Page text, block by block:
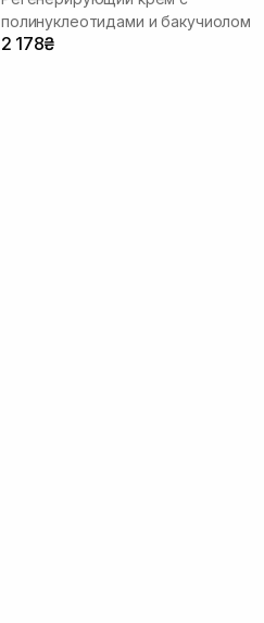
полинуклеотидами и бакучиолом
2 178₴